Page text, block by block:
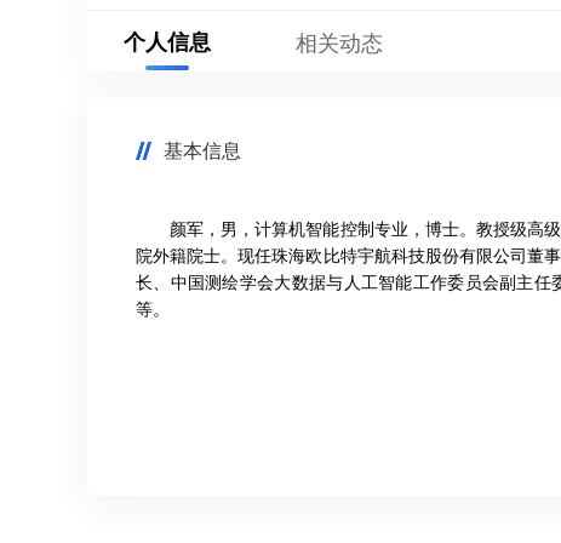
个人信息 相关动态
基本信息
颜军，男，计算机智能控制专业，博士。教授级高
院外籍院士。现任珠海欧比特宇航科技股份有限公司董
长、中国测绘学会大数据与人工智能工作委员会副主